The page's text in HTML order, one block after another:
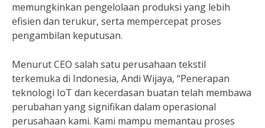
memungkinkan pengelolaan produksi yang lebih
efisien dan terukur, serta mempercepat proses
pengambilan keputusan.
Menurut CEO salah satu perusahaan tekstil
terkemuka di Indonesia, Andi Wijaya, “Penerapan
teknologi IoT dan kecerdasan buatan telah membawa
perubahan yang signifikan dalam operasional
perusahaan kami. Kami mampu memantau proses